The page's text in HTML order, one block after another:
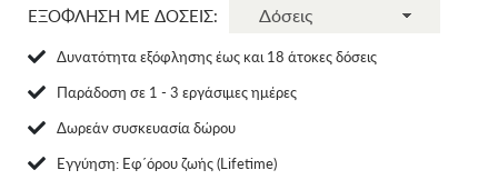
ΕΞΟΦΛΗΣΗ ΜΕ ΔΟΣΕΙΣ:
Δυνατότητα εξόφλησης έως και 18 άτοκες δόσεις
Παράδοση σε 1 - 3 εργάσιμες ημέρες
Δωρεάν συσκευασία δώρου
Eγγύηση: Εφ΄όρου ζωής (Lifetime)